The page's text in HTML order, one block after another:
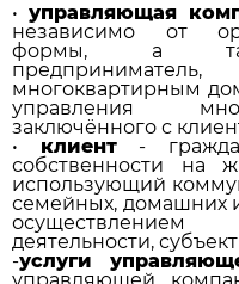
•управляющая
независимо от
формы, а
многоквартирным
управления
заключённого с
• клиент-
собственности на
использующий
семейных, домашних
осуществлением
деятельности,
-услуги